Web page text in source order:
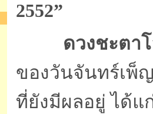
2552”
ดวงชะตา
ของวันจันทร์เพ็
ที่ยังมีผลอยู่ ได้แ